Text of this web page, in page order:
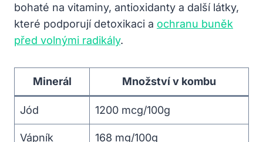
bohaté na vitaminy, antioxidanty a další látky,
které podporují detoxikaci a ochranu buněk
před volnými radikály.
Minerál Množství v kombu
Jód 1200 mcg/100g
Vápník 168 mg/100g